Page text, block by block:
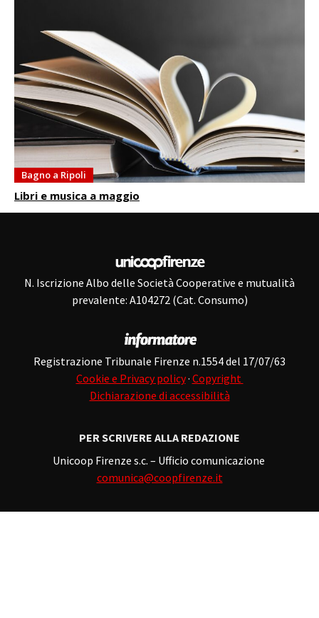
Bagno a Ripoli
Libri e musica a maggio
N. Iscrizione Albo delle Società Cooperative e mutualità
prevalente: A104272 (Cat. Consumo)
Registrazione Tribunale Firenze n.1554 del 17/07/63
Cookie e Privacy policy· Copyright
Dichiarazione di accessibilità
PER SCRIVERE ALLA REDAZIONE
Unicoop Firenze s.c. – Ufficio comunicazione
comunica@coopfirenze.it